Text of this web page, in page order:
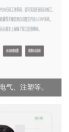
气、注塑等。